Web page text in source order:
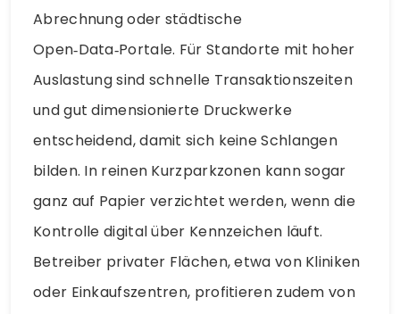
Abrechnung oder städtische
Open‑Data‑Portale. Für Standorte mit hoher
Auslastung sind schnelle Transaktionszeiten
und gut dimensionierte Druckwerke
entscheidend, damit sich keine Schlangen
bilden. In reinen Kurzparkzonen kann sogar
ganz auf Papier verzichtet werden, wenn die
Kontrolle digital über Kennzeichen läuft.
Betreiber privater Flächen, etwa von Kliniken
oder Einkaufszentren, profitieren zudem von